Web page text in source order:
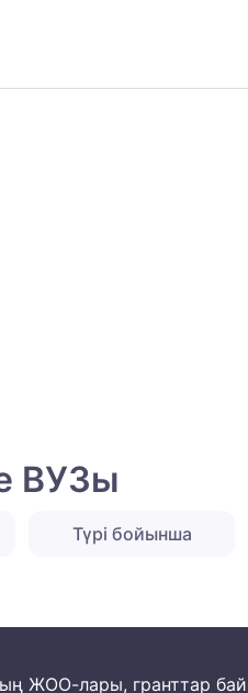
ВУЗы
Түрі бойынша
ЖОО-лары, гранттар